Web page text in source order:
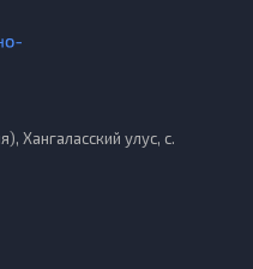
Хангаласский улус, с.